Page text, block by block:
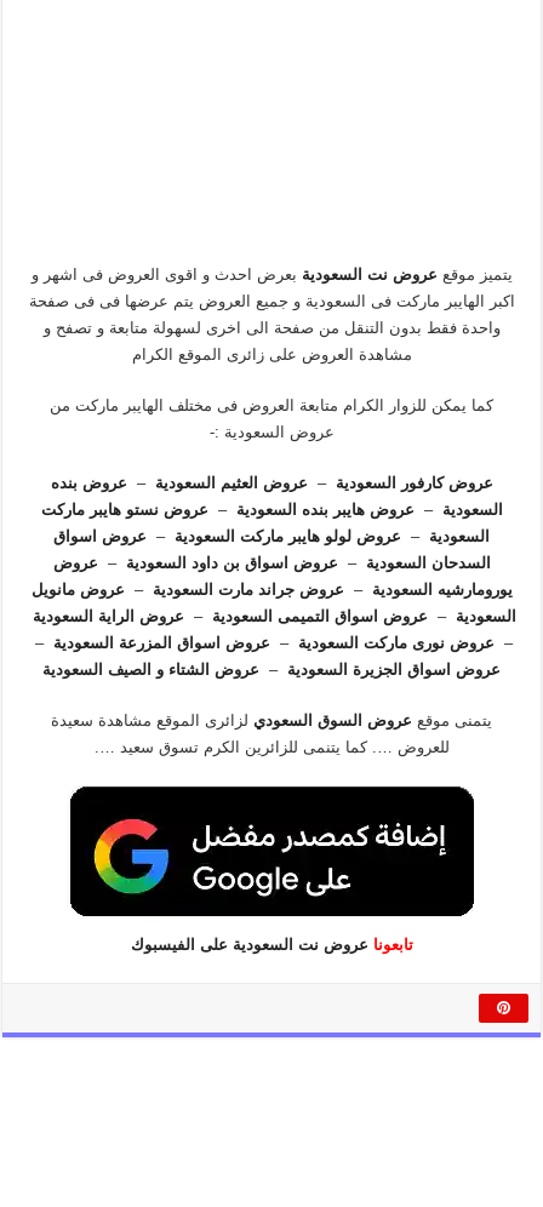
يتميز موقع عروض نت السعوديةبعرض احدث و اقوى العروض فى اشهر و
اكبر الهايبر ماركت فى السعودية و جميع العروض يتم عرضها فى فى صفحة
واحدة فقط بدون التنقل من صفحة الى اخرى لسهولة متابعة و تصفح و
مشاهدة العروض على زائرى الموقع الكرام
كما يمكن للزوار الكرام متابعة العروض فى مختلف الهايبر ماركت من
عروض السعودية :-
عروض كارفور السعودية – عروض العثيم السعودية –
عروض بنده
السعودية – عروض هايبر بنده السعودية –
عروض نستو هايبر ماركت
السعودية – عروض لولو هايبر ماركت السعودية –
عروض اسواق
السدحان السعودية – عروض اسواق بن داود السعودية –
عروض
يورومارشيه السعودية – عروض جراند مارت السعودية –
عروض مانويل
السعودية – عروض اسواق التميمى السعودية –
عروض الراية السعودية
–
عروض نورى ماركت السعودية – عروض اسواق المزرعة السعودية –
عروض اسواق الجزيرة السعودية – عروض الشتاء و الصيف السعودية
يتمنى موقع عروض السوق السعوديلزائرى الموقع مشاهدة سعيدة
للعروض …. كما يتنمى للزائرين الكرم تسوق سعيد ….
تابعونا عروض نت السعودية على الفيسبوك